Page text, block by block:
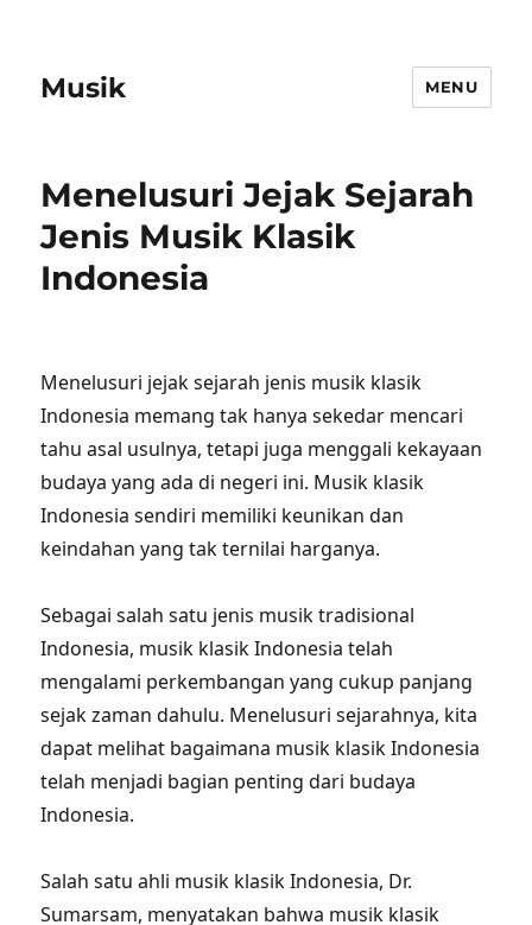
Musik MENU
Menelusuri Jejak Sejarah
Jenis Musik Klasik
Indonesia
Menelusuri jejak sejarah jenis musik klasik
Indonesia memang tak hanya sekedar mencari
tahu asal usulnya, tetapi juga menggali kekayaan
budaya yang ada di negeri ini. Musik klasik
Indonesia sendiri memiliki keunikan dan
keindahan yang tak ternilai harganya.
Sebagai salah satu jenis musik tradisional
Indonesia, musik klasik Indonesia telah
mengalami perkembangan yang cukup panjang
sejak zaman dahulu. Menelusuri sejarahnya, kita
dapat melihat bagaimana musik klasik Indonesia
telah menjadi bagian penting dari budaya
Indonesia.
Salah satu ahli musik klasik Indonesia, Dr.
Sumarsam, menyatakan bahwa musik klasik